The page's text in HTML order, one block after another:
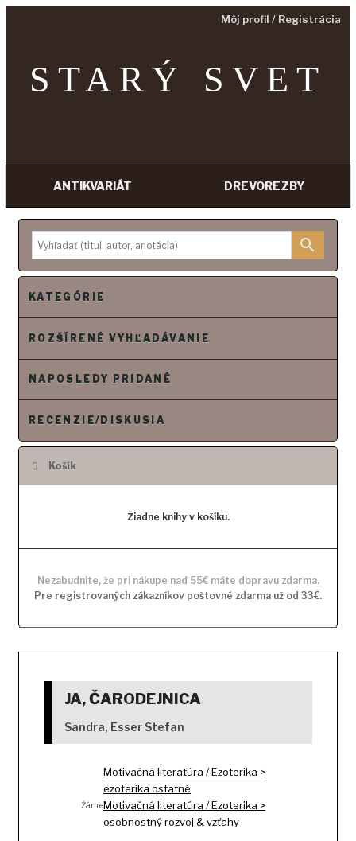
Môj profil / Registrácia
STARÝ SVET
ANTIKVARIÁT DREVOREZBY
KATEGÓRIE
ROZŠÍRENÉ VYHĽADÁVANIE
NAPOSLEDY PRIDANÉ
RECENZIE/DISKUSIA
Košík
Žiadne knihy v košíku.
Nezabudnite, že pri nákupe nad 55€ máte dopravu zdarma.
Pre registrovaných zákazníkov poštovné zdarma už od 33€.
JA, ČARODEJNICA
Sandra, Esser Stefan
Žánre
Motivačná literatúra / Ezoterika >
ezoterika ostatné
Motivačná literatúra / Ezoterika >
osobnostný rozvoj & vzťahy